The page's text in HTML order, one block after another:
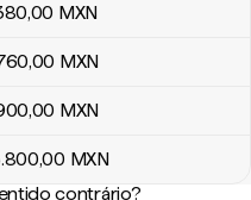
,00 MXN
,00 MXN
,00 MXN
,00 MXN
contrário?